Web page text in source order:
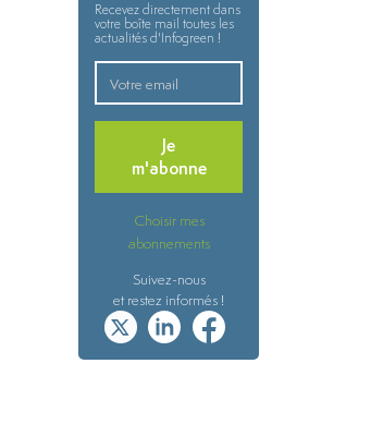
Recevez directement dans
votre boîte mail toutes les
actualités d'Infogreen !
Je
m'abonne
Choisir mes
abonnements
Suivez-nous
et restez informés !